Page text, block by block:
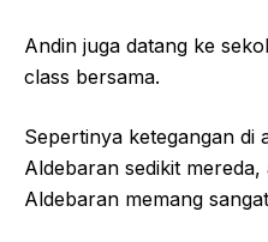
Andin juga datang ke
class bersama.
Sepertinya ketegangan di
Aldebaran sedikit
Aldebaran memang